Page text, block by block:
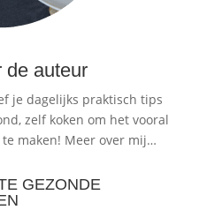
de auteur
je dagelijks praktisch tips
zelf koken om het vooral
maken! Meer over mij…
GEZONDE